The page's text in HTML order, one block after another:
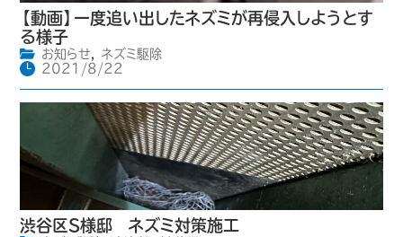
【動画】一度追い出したネズミが再侵入しようとす
る様子
お知らせ,
ネズミ駆除
2021/8/22
渋谷区S様邸 ネズミ対策施工